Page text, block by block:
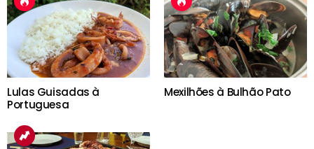
Lulas Guisadas à
Portuguesa
Mexilhões à Bulhão Pato